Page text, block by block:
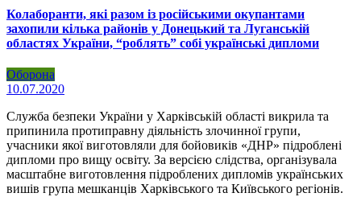
Колаборанти, які разом із російськими окупантами
захопили кілька районів у Донецький та Луганській
областях України, “роблять” собі українські дипломи
Оборона
10.07.2020
Служба безпеки України у Харківській області викрила та
припинила протиправну діяльність злочинної групи,
учасники якої виготовляли для бойовиків «ДНР» підроблені
дипломи про вищу освіту. За версією слідства, організувала
масштабне виготовлення підроблених дипломів українських
вишів група мешканців Харківського та Київського регіонів.